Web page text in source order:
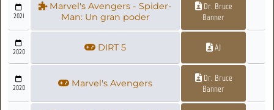
2021
Marvel's Avengers - Spider-
Man: Un gran poder
Dr. Bruce
Banner
2020 DIRT 5 AJ
2020 Marvel's Avengers
Dr. Bruce
Banner